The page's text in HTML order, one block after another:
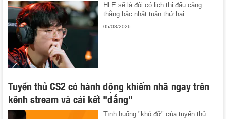
HLE sẽ là đội có lịch thi đấu căng
thẳng bậc nhất tuần thứ hai ...
05/08/2026
Tuyển thủ CS2 có hành động khiếm nhã ngay trên
kênh stream và cái kết "đắng"
Tình huống "khó đỡ" của tuyển thủ